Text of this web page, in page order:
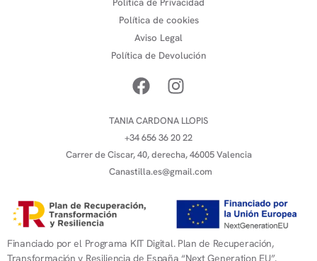
Política de cookies
Aviso Legal
Política de Devolución
TANIA CARDONA LLOPIS
+34 656 36 20 22
Carrer de Ciscar, 40, derecha, 46005 Valencia
Canastilla.es@gmail.com
Financiado por el Programa KIT Digital. Plan de Recuperación,
Transformación y Resiliencia de España “Next Generation EU”.